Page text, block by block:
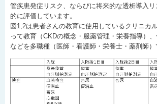
管疾患発症リスク、ならびに将来的な透析導入
的に評価しています。
図1,2は患者さんの教育に使用しているクリニカ
って教育（CKDの概念・服薬管理・栄養指導）
などを多職種（医師・看護師・栄養士・薬剤師）